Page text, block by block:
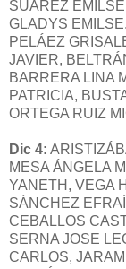
SUÁREZ
GLADYS
PELÁEZ
JAVIER,
BARRERA LINA
PATRICIA,
ORTEGA RUIZ
Dic 4:
MESA ÁNGELA
YANETH, VEGA
SÁNCHEZ
CEBALLOS
SERNA JOSE
CARLOS,